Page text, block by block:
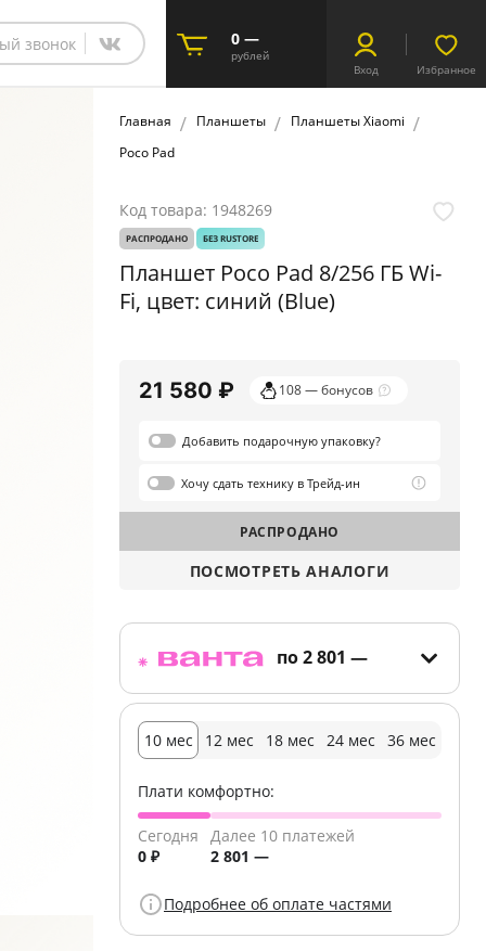
звонок 0 —
рублей
Вход
Избранное
Главная Планшеты
Планшеты Xiaomi
Poco Pad
Код товара: 1948269
РАСПРОДАНО БЕЗ RUSTORE
Планшет Poco Pad 8/256 ГБ Wi-
Fi, цвет: синий (Blue)
21 580 ₽ 108 — бонусов
Добавить подарочную упаковку?
Хочу сдать технику в Трейд-ин
РАСПРОДАНО
ПОСМОТРЕТЬ АНАЛОГИ
по2 801 —
10 мес 12 мес 18 мес 24 мес 36 мес
Плати комфортно:
Сегодня
0 ₽
Далее 10 платежей
2 801 —
Подробнее об оплате частями